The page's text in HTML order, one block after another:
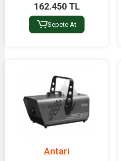
162.450 TL
Sepete At
Antari